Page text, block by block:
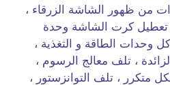
من ظهور الشاشة الزرقاء ،
تعطيل كرت الشاشة وحدة
وحدات الطاقة و التغذية ،
، تلف معالج الرسوم ،
متكرر ، تلف التوانزستور ،